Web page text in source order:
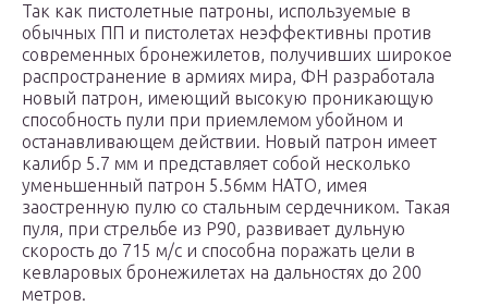
Так как пистолетные патроны, используемые в
обычных ПП и пистолетах неэффективны против
современных бронежилетов, получивших широкое
распространение в армиях мира, ФН разработала
новый патрон, имеющий высокую проникающую
способность пули при приемлемом убойном и
останавливающем действии. Новый патрон имеет
калибр 5.7 мм и представляет собой несколько
уменьшенный патрон 5.56мм НАТО, имея
заостренную пулю со стальным сердечником. Такая
пуля, при стрельбе из Р90, развивает дульную
скорость до 715 м/с и способна поражать цели в
кевларовых бронежилетах на дальностях до 200
метров.